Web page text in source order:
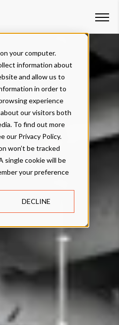
your computer.
information about
and allow us to
in order to
experience
our visitors both
To find out more
our Privacy Policy.
won’t be tracked
single cookie will be
your preference
DECLINE